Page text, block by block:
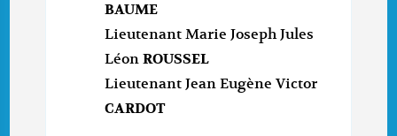
BAUME
Lieutenant Marie Joseph Jules
Léon ROUSSEL
Lieutenant Jean Eugène Victor
CARDOT